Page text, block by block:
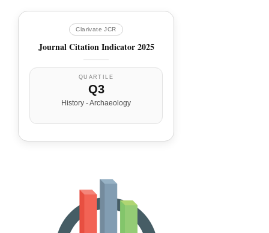
Clarivate JCR
Journal Citation Indicator 2025
QUARTILE
Q3
History - Archaeology